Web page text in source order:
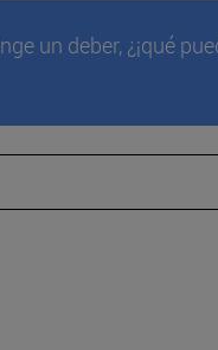
- Estado de
de deberes
un deber, ¿¡qué